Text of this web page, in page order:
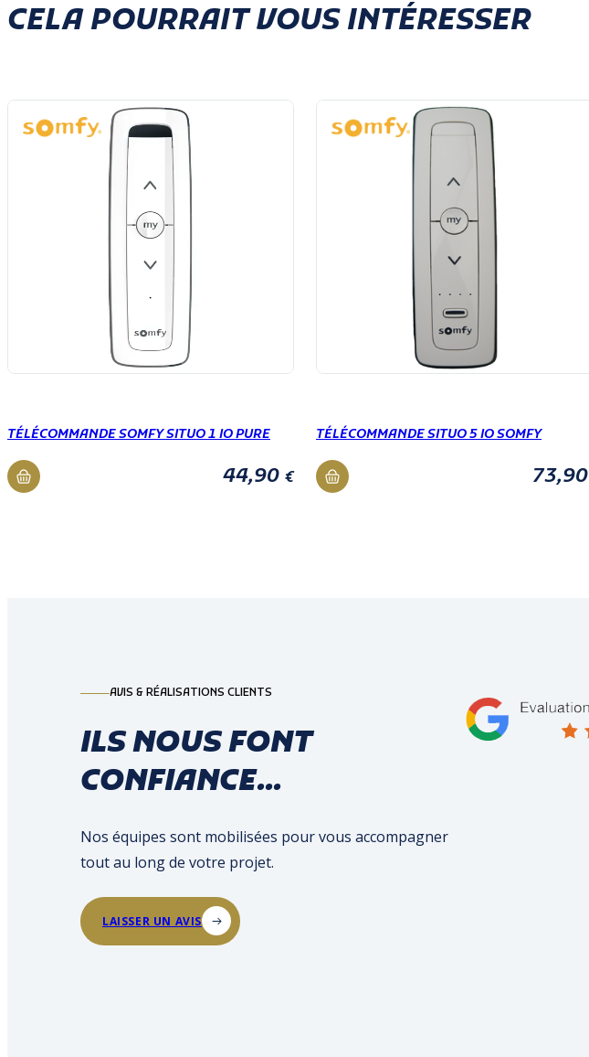
CELA POURRAIT VOUS INTÉRESSER
TÉLÉCOMMANDE SOMFY SITUO 1 IO PURE
44,90 €
TÉLÉCOMMANDE SITUO 5 IO SOMFY
73,90
AVIS & RÉALISATIONS CLIENTS
ILS NOUS FONT
CONFIANCE...
Nos équipes sont mobilisées pour vous accompagner
tout au long de votre projet.
LAISSER UN AVIS